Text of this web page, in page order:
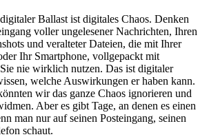
Ballast ist digitales Chaos. Denken
voller ungelesener Nachrichten, Ihren
und veralteter Dateien, die mit Ihrer
Ihr Smartphone, vollgepackt mit
nie wirklich nutzen. Das ist digitaler
welche Auswirkungen er haben kann.
wir das ganze Chaos ignorieren und
Aber es gibt Tage, an denen es einen
man nur auf seinen Posteingang, seinen
schaut.